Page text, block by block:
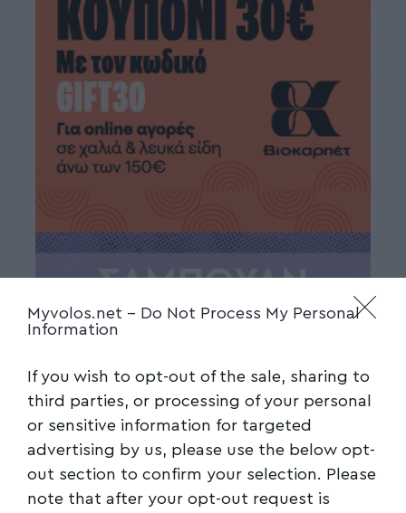
Myvolos.net - Do Not Process My Personal
Information
If you wish to opt-out of the sale, sharing to
third parties, or processing of your personal
or sensitive information for targeted
advertising by us, please use the below opt-
out section to confirm your selection. Please
note that after your opt-out request is